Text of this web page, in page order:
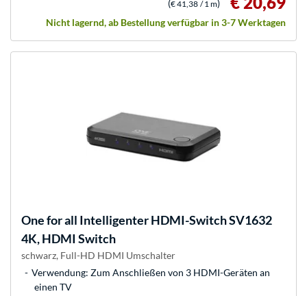
(€ 41,38 / 1 m)
Nicht lagernd, ab Bestellung verfügbar in 3-7 Werktagen
One for all Intelligenter HDMI-Switch SV1632
4K, HDMI Switch
schwarz, Full-HD HDMI Umschalter
Verwendung: Zum Anschließen von 3 HDMI-Geräten an
einen TV